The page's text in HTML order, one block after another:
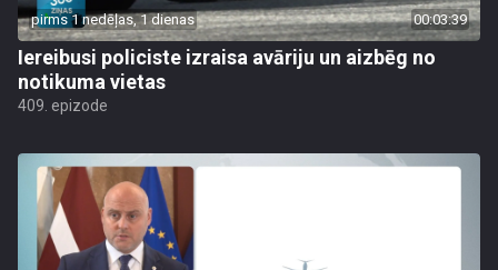
pirms 1 nedēļas, 1 dienas 00:03:39
Iereibusi policiste izraisa avāriju un aizbēg no
notikuma vietas
409. epizode